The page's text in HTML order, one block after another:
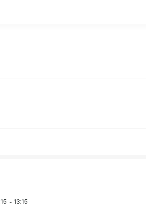
~ 13:15